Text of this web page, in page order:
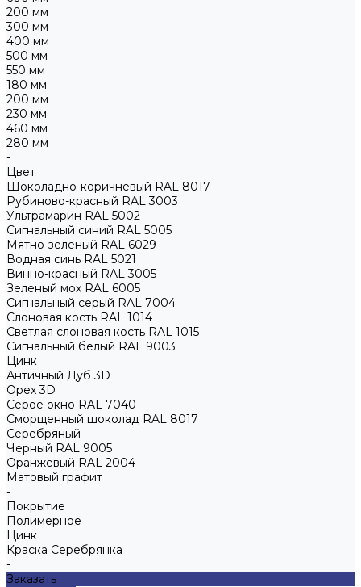
200 мм
300 мм
400 мм
500 мм
550 мм
180 мм
200 мм
230 мм
460 мм
280 мм
-
Цвет
Шоколадно-коричневый RAL 8017
Рубиново-красный RAL 3003
Ультрамарин RAL 5002
Сигнальный синий RAL 5005
Мятно-зеленый RAL 6029
Водная синь RAL 5021
Винно-красный RAL 3005
Зеленый мох RAL 6005
Сигнальный серый RAL 7004
Слоновая кость RAL 1014
Светлая слоновая кость RAL 1015
Сигнальный белый RAL 9003
Цинк
Античный Дуб 3D
Орех 3D
Серое окно RAL 7040
Сморщенный шоколад RAL 8017
Серебряный
Черный RAL 9005
Оранжевый RAL 2004
Матовый графит
-
Покрытие
Полимерное
Цинк
Краска Серебрянка
-
Заказать